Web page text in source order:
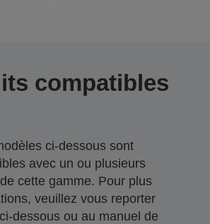
compatibles
ci-dessous sont
avec un ou plusieurs
cette gamme. Pour plus
veuillez vous reporter
dessous ou au manuel de